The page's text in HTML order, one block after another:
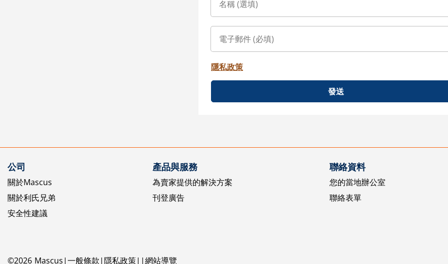
隱私政策
發送
公司
關於Mascus
關於利氏兄弟
安全性建議
產品與服務
為賣家提供的解決方案
刊登廣告
聯絡資料
您的當地辦公室
聯絡表單
©2026 Mascus 一般條款 隱私政策 網站導覽